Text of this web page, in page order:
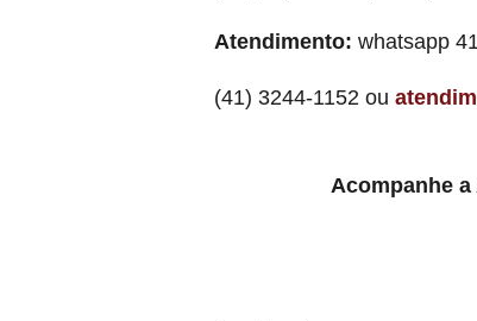
Atendimento: whatsapp
(41) 3244-1152 ou
Acompanhe